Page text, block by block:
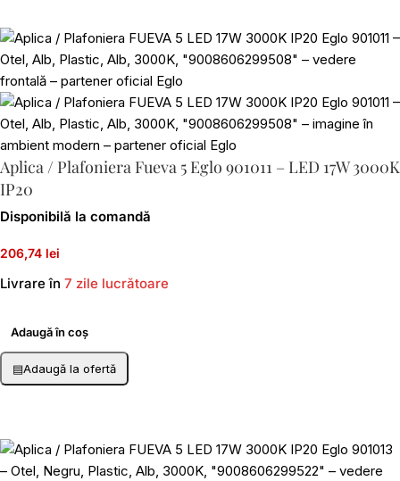
Aplica / Plafoniera Fueva 5 Eglo 901011 – LED 17W 3000K
IP20
Disponibilă la comandă
206,74 lei
Livrare în 7 zile lucrătoare
Adaugă în coș
▤Adaugă la ofertă